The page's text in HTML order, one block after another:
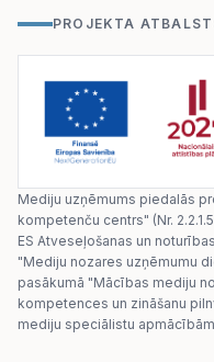
PROJEKTA
Mediju uzņēmums piedalās
kompetenču centrs" (Nr.
ES Atveseļošanas un
"Mediju nozares uzņēmumu
pasākumā "Mācības mediju
kompetences un zināšanu
mediju speciālistu